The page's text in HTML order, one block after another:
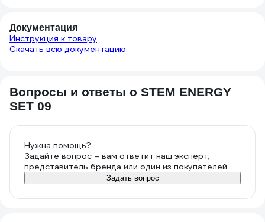
Документация
Инструкция к товару
Скачать всю документацию
Вопросы и ответы о STEM ENERGY
SET 09
Нужна помощь?
Задайте вопрос – вам ответит наш эксперт,
представитель бренда или один из покупателей
Задать вопрос